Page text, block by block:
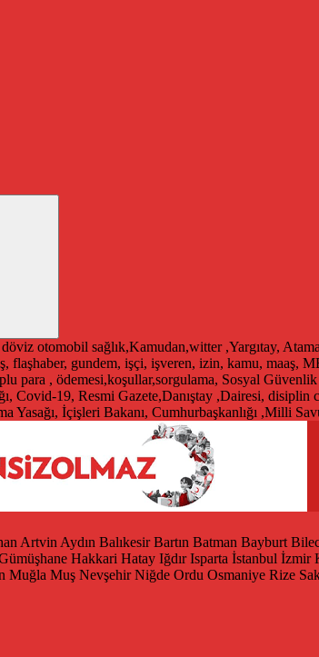
otomobil sağlık,Kamudan,witter ,Yargıtay,
gundem, işçi, işveren, izin, kamu, maaş,
para , ödemesi,koşullar,sorgulama, Sosyal
19, Resmi Gazete,Danıştay ,Dairesi, disiplin
İçişleri Bakanı, Cumhurbaşkanlığı ,Milli
Artvin Aydın Balıkesir Bartın Batman Bayburt
Hakkari Hatay Iğdır Isparta İstanbul İzmir
Muğla Muş Nevşehir Niğde Ordu Osmaniye Rize